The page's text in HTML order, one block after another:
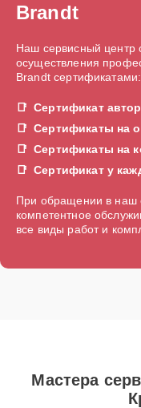
Brandt
Наш сервисный центр
осуществления
Brandt сертификатами:
Сертификат
Сертификаты на
Сертификаты на
Сертификат у
При обращении в наш
компетентное
все виды работ и
Мастера